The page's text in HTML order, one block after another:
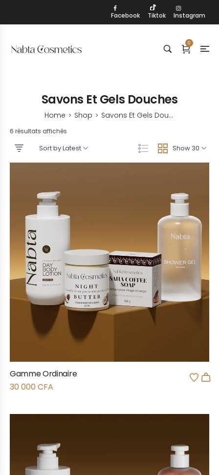
Facebook Tiktok Instagram
0
Savons Et Gels Douches
Home > Shop > Savons Et Gels Douches
6 résultats affichés
Show 30
Sort by Latest
Gamme Ordinaire
30 000 CFA